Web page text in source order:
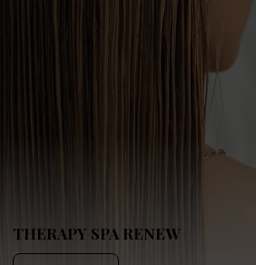
THERAPY SPA RENEW